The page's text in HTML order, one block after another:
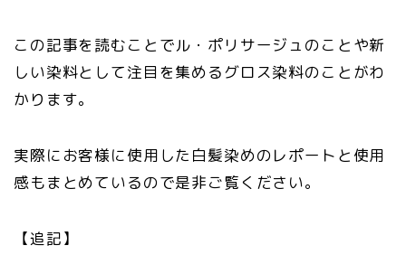
この記事を読むことでル・ポリサージュのことや新
しい染料として注目を集めるグロス染料のことがわ
かります。
実際にお客様に使用した白髪染めのレポートと使用
感もまとめているので是非ご覧ください。
【追記】